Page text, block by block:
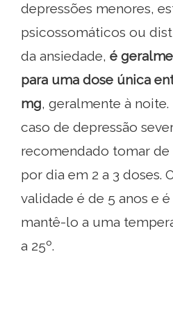
depressões menores,
psicossomáticos ou
da ansiedade, é
para uma dose única
mg, geralmente à
caso de depressão
recomendado tomar de
por dia em 2 a 3 doses.
validade é de 5 anos e
mantê-lo a uma
a 25º.